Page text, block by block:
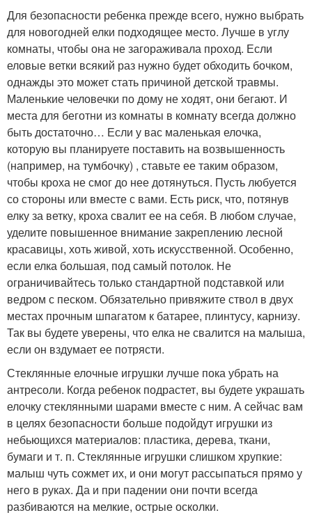
Для безопасности ребенка прежде всего, нужно выбрать
для новогодней елки подходящее место. Лучше в углу
комнаты, чтобы она не загораживала проход. Если
еловые ветки всякий раз нужно будет обходить бочком,
однажды это может стать причиной детской травмы.
Маленькие человечки по дому не ходят, они бегают. И
места для беготни из комнаты в комнату всегда должно
быть достаточно… Если у вас маленькая елочка,
которую вы планируете поставить на возвышенность
(например, на тумбочку) , ставьте ее таким образом,
чтобы кроха не смог до нее дотянуться. Пусть любуется
со стороны или вместе с вами. Есть риск, что, потянув
елку за ветку, кроха свалит ее на себя. В любом случае,
уделите повышенное внимание закреплению лесной
красавицы, хоть живой, хоть искусственной. Особенно,
если елка большая, под самый потолок. Не
ограничивайтесь только стандартной подставкой или
ведром с песком. Обязательно привяжите ствол в двух
местах прочным шпагатом к батарее, плинтусу, карнизу.
Так вы будете уверены, что елка не свалится на малыша,
если он вздумает ее потрясти.
Стеклянные елочные игрушки лучше пока убрать на
антресоли. Когда ребенок подрастет, вы будете украшать
елочку стеклянными шарами вместе с ним. А сейчас вам
в целях безопасности больше подойдут игрушки из
небьющихся материалов: пластика, дерева, ткани,
бумаги и т. п. Стеклянные игрушки слишком хрупкие:
малыш чуть сожмет их, и они могут рассыпаться прямо у
него в руках. Да и при падении они почти всегда
разбиваются на мелкие, острые осколки.